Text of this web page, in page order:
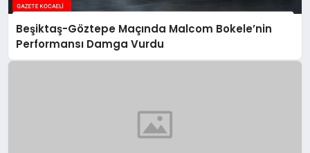
Beşiktaş-Göztepe Maçında Malcom Bokele’nin
Performansı Damga Vurdu